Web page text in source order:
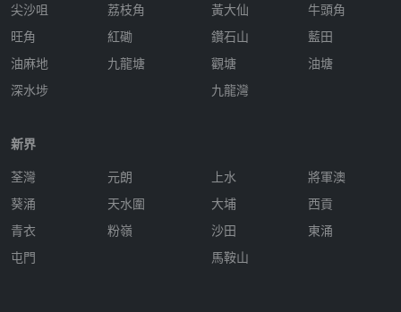
尖沙咀
旺角
油麻地
深水埗
荔枝角
紅磡
九龍塘
黃大仙
鑽石山
觀塘
九龍灣
牛頭角
藍田
油塘
新界
荃灣
葵涌
青衣
屯門
元朗
天水圍
粉嶺
上水
大埔
沙田
馬鞍山
將軍澳
西貢
東涌